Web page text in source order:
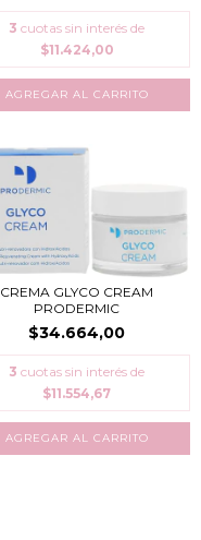
3 cuotas sin interés de
$11.424,00
CREMA GLYCO CREAM
PRODERMIC
$34.664,00
3 cuotas sin interés de
$11.554,67